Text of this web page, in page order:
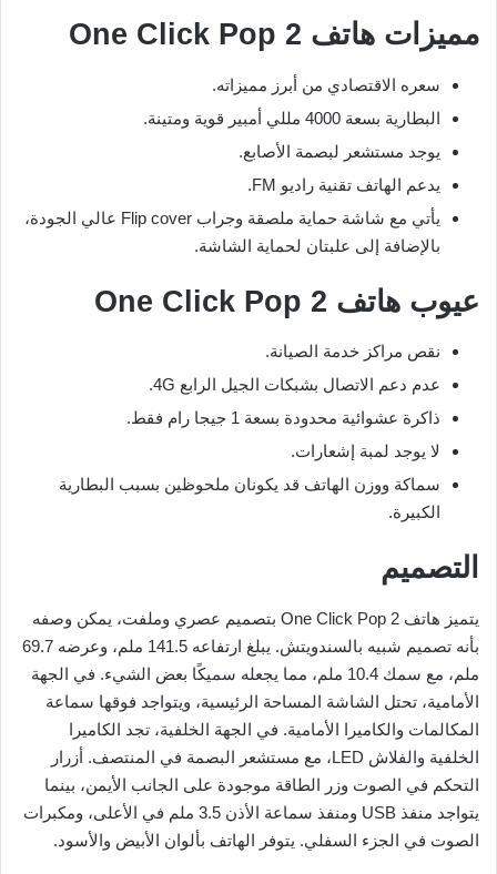
مميزات هاتف One Click Pop 2
سعره الاقتصادي من أبرز مميزاته.
البطارية بسعة 4000 مللي أمبير قوية ومتينة.
يوجد مستشعر لبصمة الأصابع.
يدعم الهاتف تقنية راديو FM.
يأتي مع شاشة حماية ملصقة وجراب Flip cover عالي الجودة،
بالإضافة إلى علبتان لحماية الشاشة.
عيوب هاتف One Click Pop 2
نقص مراكز خدمة الصيانة.
عدم دعم الاتصال بشبكات الجيل الرابع 4G.
ذاكرة عشوائية محدودة بسعة 1 جيجا رام فقط.
لا يوجد لمبة إشعارات.
سماكة ووزن الهاتف قد يكونان ملحوظين بسبب البطارية
الكبيرة.
التصميم
يتميز هاتف One Click Pop 2 بتصميم عصري وملفت، يمكن وصفه
بأنه تصميم شبيه بالسندويتش. يبلغ ارتفاعه 141.5 ملم، وعرضه 69.7
ملم، مع سمك 10.4 ملم، مما يجعله سميكًا بعض الشيء. في الجهة
الأمامية، تحتل الشاشة المساحة الرئيسية، ويتواجد فوقها سماعة
المكالمات والكاميرا الأمامية. في الجهة الخلفية، تجد الكاميرا
الخلفية والفلاش LED، مع مستشعر البصمة في المنتصف. أزرار
التحكم في الصوت وزر الطاقة موجودة على الجانب الأيمن، بينما
يتواجد منفذ USB ومنفذ سماعة الأذن 3.5 ملم في الأعلى، ومكبرات
الصوت في الجزء السفلي. يتوفر الهاتف بألوان الأبيض والأسود.